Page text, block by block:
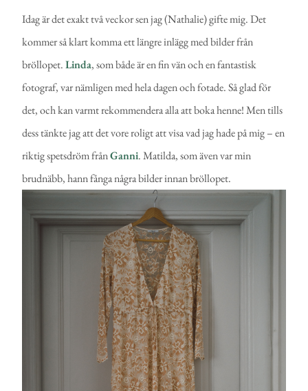
Idag är det exakt två veckor sen jag (Nathalie) gifte mig. Det
kommer så klart komma ett längre inlägg med bilder från
bröllopet.Linda, som både är en fin vän och en fantastisk
fotograf, var nämligen med hela dagen och fotade. Så glad för
det, och kan varmt rekommendera alla att boka henne! Men tills
dess tänkte jag att det vore roligt att visa vad jag hade på mig – en
riktig spetsdröm frånGanni. Matilda, som även var min
brudnäbb, hann fånga några bilder innan bröllopet.